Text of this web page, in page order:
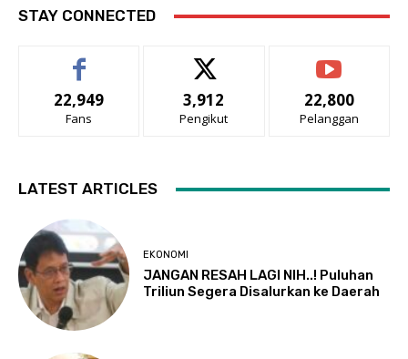
STAY CONNECTED
22,949
Fans
3,912
Pengikut
22,800
Pelanggan
LATEST ARTICLES
EKONOMI
JANGAN RESAH LAGI NIH..! Puluhan
Triliun Segera Disalurkan ke Daerah